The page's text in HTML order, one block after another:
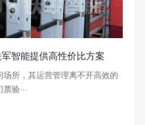
智能提供高性价比方案
所，其运营管理离不开高效的
验···